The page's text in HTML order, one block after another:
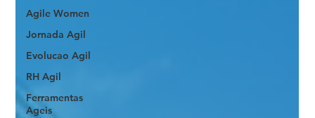
Agile Women
Jornada Agil
Evolucao Agil
RH Agil
Ferramentas
Ageis